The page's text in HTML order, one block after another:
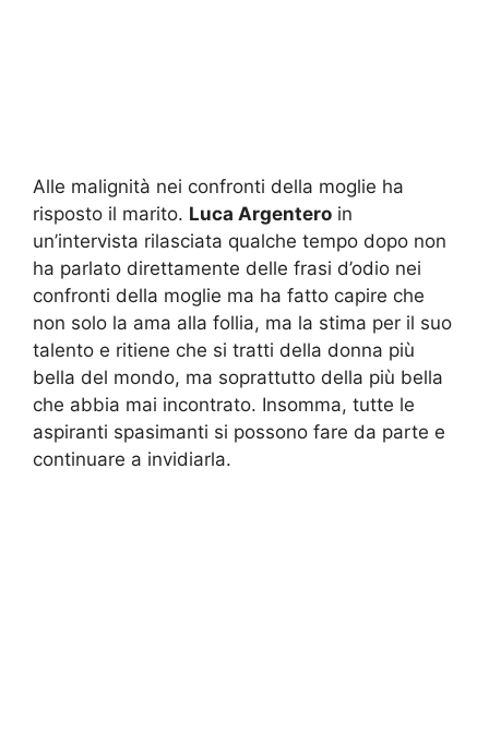
Alle malignità nei confronti della moglie ha
risposto il marito. Luca Argentero in
un’intervista rilasciata qualche tempo dopo non
ha parlato direttamente delle frasi d’odio nei
confronti della moglie ma ha fatto capire che
non solo la ama alla follia, ma la stima per il suo
talento e ritiene che si tratti della donna più
bella del mondo, ma soprattutto della più bella
che abbia mai incontrato. Insomma, tutte le
aspiranti spasimanti si possono fare da parte e
continuare a invidiarla.